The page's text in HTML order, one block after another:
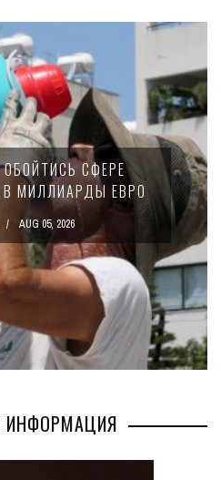
КИПРА ПЕРЕПИСАЛ
15-ПРОЦЕНТНОМ НАЛОГЕ ДЛЯ
КРУПНЫХ МЕЖДУНАРОДНЫХ
КОМПАНИЙ
БИЗНЕС AUG 02, 2026
ИНФОРМАЦИЯ